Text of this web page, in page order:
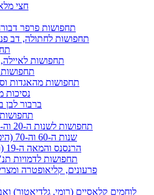
חצי
תחפושות פרפר
תחפושות לחתולה, דב
תחפושות
תחפושות
תחפושות מהאגדות
נסיכות
ברבור לבן
תחפושות לשנות ה-20 וה-30 (גטסבי)
שנות ה-60 וה-70 (היפים ודיסקו)
הרנסנס והמאה ה-19 (ויקטוריאני)
תחפושות לדמויות
פרעונים, קליאופטרה
לוחמים קלאסיים (רומי, גלדיאטור)